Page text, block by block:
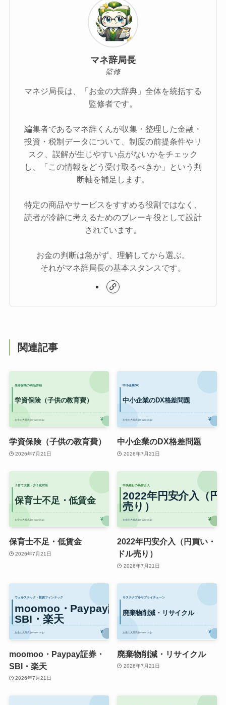
マネ辞局長
監修
マネジ局長は、「お金の大辞典」全体を統括する
監修者です。
編集者であるマネ辞くんが収集・整理した金融・
投資・税制データについて、制度の前提条件やリ
スク、誤解が生じやすい点がないかをチェック
し、「この情報をどう受け取るべきか」という判
断軸を補足します。
特定の商品やサービスをすすめる役割ではなく、
読者が冷静に考えるためのブレーキ役として設計
されています。
お金の判断は急がず、理解してから選ぶ。
それがマネ辞局長の基本スタンスです。
関連記事
学資保険（子供の教育費）
2026年7月21日
中小企業のDX格差問題
2026年7月21日
保育士不足・低賃金
2026年7月21日
2022年円安介入（円買い・
ドル売り）
2026年7月21日
moomoo・Paypay証券・
SBI・楽天
2026年7月21日
廃棄物削減・リサイクル
2026年7月21日